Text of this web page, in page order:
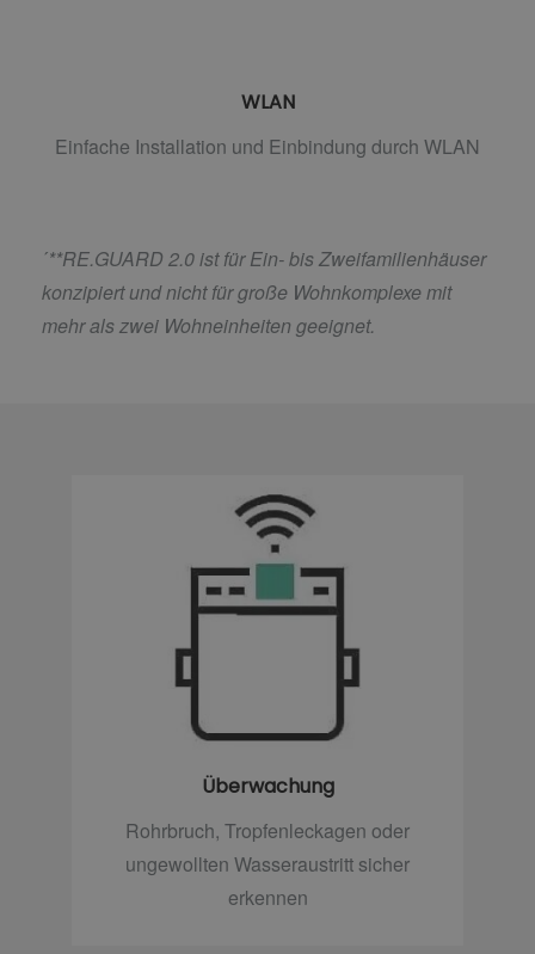
WLAN
Einfache Installation und Einbindung durch WLAN
´**RE.GUARD 2.0 ist für Ein- bis Zweifamilienhäuser
konzipiert und nicht für große Wohnkomplexe mit
mehr als zwei Wohneinheiten geeignet.
Überwachung
Rohrbruch, Tropfenleckagen oder
ungewollten Wasseraustritt sicher
erkennen